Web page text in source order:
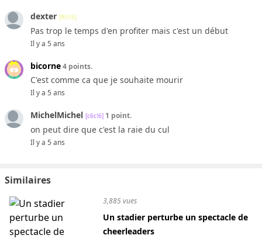
dexter [f65!6]
Pas trop le temps d'en profiter mais c'est un début
Il y a 5 ans
bicorne4 points.
C'est comme ca que je souhaite mourir
Il y a 5 ans
MichelMichel [c6c!6] 1 point.
on peut dire que c'est la raie du cul
Il y a 5 ans
Similaires
3,885 vues
Un stadier perturbe un spectacle de
cheerleaders